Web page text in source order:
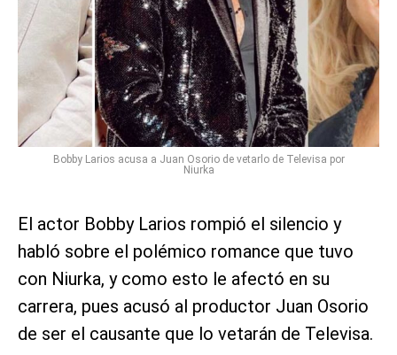
Bobby Larios acusa a Juan Osorio de vetarlo de Televisa por
Niurka
El actor Bobby Larios rompió el silencio y
habló sobre el polémico romance que tuvo
con Niurka, y como esto le afectó en su
carrera, pues acusó al productor Juan Osorio
de ser el causante que lo vetarán de Televisa.